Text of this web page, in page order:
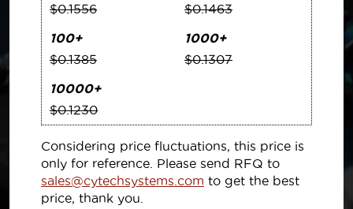
$0.1556
$0.1463
100+
$0.1385
1000+
$0.1307
10000+
$0.1230
Considering price fluctuations, this price is
only for reference. Please send RFQ to
sales@cytechsystems.com to get the best
price, thank you.